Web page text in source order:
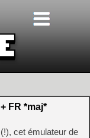
FR *maj*
cet émulateur de